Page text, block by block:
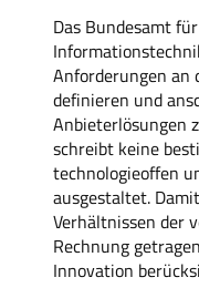
Das Bundesamt
Anforderungen an
definieren und
Anbieterlösungen
schreibt keine
technologieoffen
ausgestaltet.
Verhältnissen der
Rechnung
Innovation